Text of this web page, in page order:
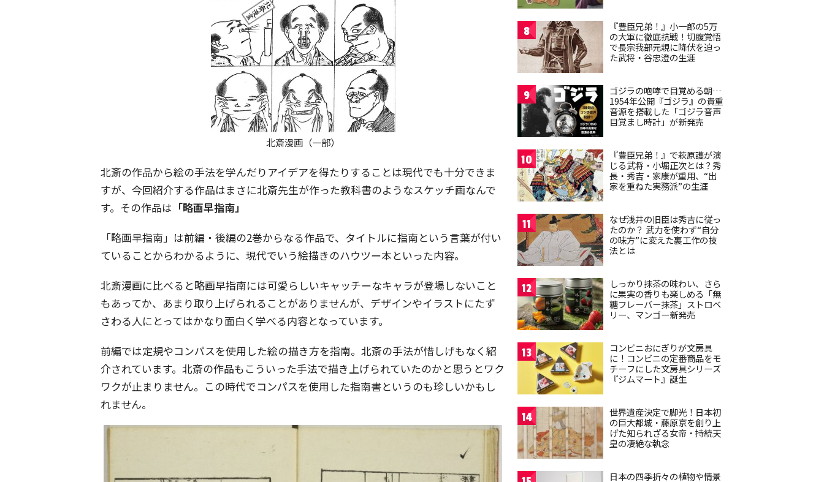
北斎漫画（一部）
北斎の作品から絵の手法を学んだりアイデアを得たりすることは現代でも十分できま
すが、今回紹介する作品はまさに北斎先生が作った教科書のようなスケッチ画なんで
す。その作品は 「略画早指南」
「略画早指南」は前編・後編の2巻からなる作品で、タイトルに指南という言葉が付い
ていることからわかるように、現代でいう絵描きのハウツー本といった内容。
北斎漫画に比べると略画早指南には可愛らしいキャッチーなキャラが登場しないこと
もあってか、あまり取り上げられることがありませんが、デザインやイラストにたず
さわる人にとってはかなり面白く学べる内容となっています。
前編では定規やコンパスを使用した絵の描き方を指南。北斎の手法が惜しげもなく紹
介されています。北斎の作品もこういった手法で描き上げられていたのかと思うとワク
ワクが止まりません。この時代でコンパスを使用した指南書というのも珍しいかもし
れません。
8
『豊臣兄弟！』小一郎の5万
の大軍に徹底抗戦！切腹覚悟
で長宗我部元親に降伏を迫っ
た武将・谷忠澄の生涯
9
ゴジラの咆哮で目覚める朝…
1954年公開『ゴジラ』の貴重
音源を搭載した「ゴジラ音声
目覚まし時計」が新発売
10
『豊臣兄弟！』で萩原護が演
じる武将・小堀正次とは？秀
長・秀吉・家康が重用、“出
家を重ねた実務派”の生涯
11
なぜ浅井の旧臣は秀吉に従っ
たのか？ 武力を使わず“自分
の味方”に変えた裏工作の技
法とは
12
しっかり抹茶の味わい、さら
に果実の香りも楽しめる「無
糖フレーバー抹茶」ストロベ
リー、マンゴー新発売
13
コンビニおにぎりが文房具
に！コンビニの定番商品をモ
チーフにした文房具シリーズ
『ジムマート』誕生
14
世界遺産決定で脚光！日本初
の巨大都城・藤原京を創り上
げた知られざる女帝・持統天
皇の凄絶な執念
日本の四季折々の植物や情景